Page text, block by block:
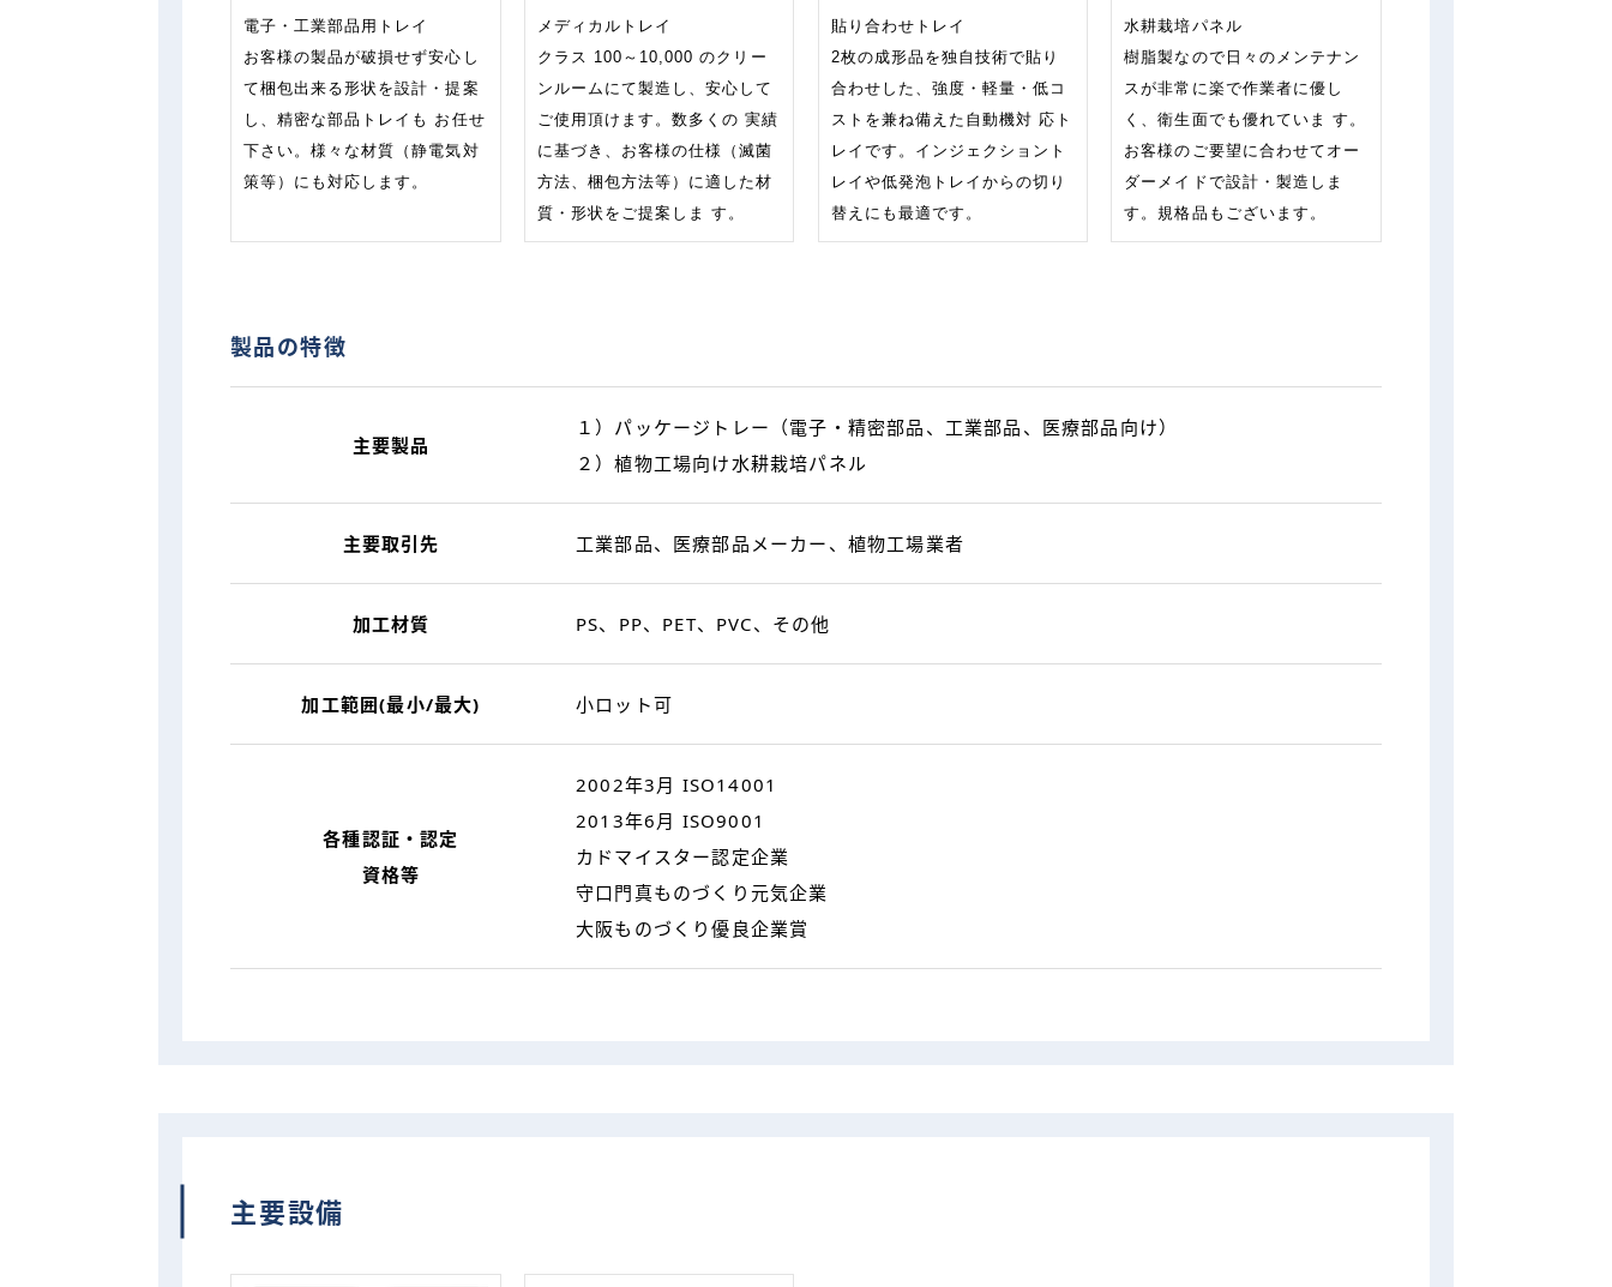
電子・工業部品用トレイ
お客様の製品が破損せず安心し
て梱包出来る形状を設計・提案
し、精密な部品トレイも お任せ
下さい。様々な材質（静電気対
策等）にも対応します。
メディカルトレイ
クラス 100～10,000 のクリー
ンルームにて製造し、安心して
ご使用頂けます。数多くの 実績
に基づき、お客様の仕様（滅菌
方法、梱包方法等）に適した材
質・形状をご提案しま す。
貼り合わせトレイ
2枚の成形品を独自技術で貼り
合わせした、強度・軽量・低コ
ストを兼ね備えた自動機対 応ト
レイです。インジェクショント
レイや低発泡トレイからの切り
替えにも最適です。
水耕栽培パネル
樹脂製なので日々のメンテナン
スが非常に楽で作業者に優し
く、衛生面でも優れていま す。
お客様のご要望に合わせてオー
ダーメイドで設計・製造しま
す。規格品もございます。
製品の特徴
主要製品
１）パッケージトレー（電子・精密部品、工業部品、医療部品向け）
２）植物工場向け水耕栽培パネル
主要取引先 工業部品、医療部品メーカー、植物工場業者
加工材質 PS、PP、PET、PVC、その他
加工範囲(最小/最大) 小ロット可
各種認証・認定
資格等
2002年3月 ISO14001
2013年6月 ISO9001
カドマイスター認定企業
守口門真ものづくり元気企業
大阪ものづくり優良企業賞
主要設備